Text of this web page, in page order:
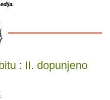
: II. dopunjeno